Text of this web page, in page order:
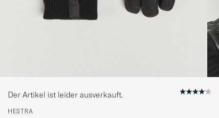
HESTRA
Der Artikel ist leider ausverkauft.